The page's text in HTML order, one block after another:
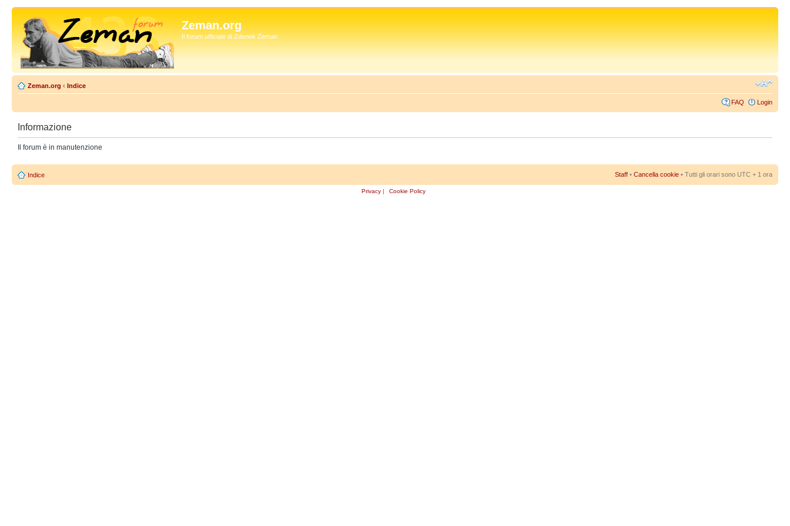
Zeman.org
Il forum ufficiale di Zdenek Zeman
Zeman.org ‹ Indice
FAQ Login
Informazione
Il forum è in manutenzione
Indice Staff • Cancella cookie • Tutti gli orari sono UTC + 1 ora
Privacy | Cookie Policy